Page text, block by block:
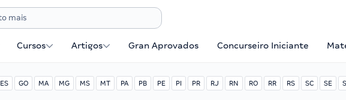
Cursos Artigos Gran Aprovados Concurseiro Iniciante
ES GO MA MG MS MT PA PB PE PI PR RJ RN RO RR RS SC SE